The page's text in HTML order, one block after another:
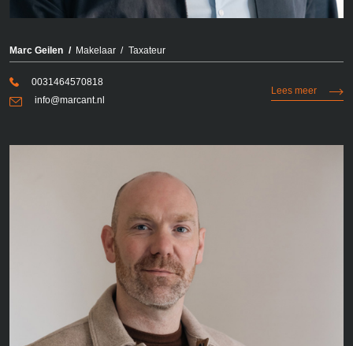
Marc Geilen Makelaar Taxateur
0031464570818
info@marcant.nl
Lees meer